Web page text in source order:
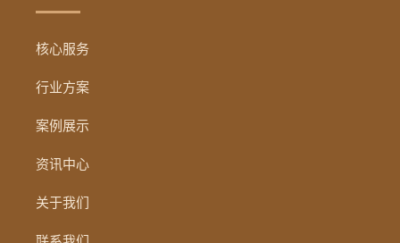
核心服务
行业方案
案例展示
资讯中心
关于我们